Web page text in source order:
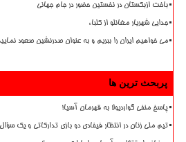
باخت ازبکستان در نخستین حضور در جام جهانی
جدایی شهریار مغانلو از کلباء
می خواهیم ایران را ببریم و به عنوان صدرنشین صعود
پربحث ترین ها
پاسخ منفی گواردیولا به قهرمان آسیا!
تیم ملی زنان در انتظار فیفادی دو بازی تدارکاتی و یک